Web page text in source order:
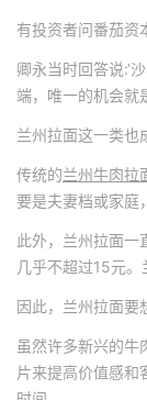
有投资者问番茄资
卿永当时回答说:‘
端，唯一的机会就
兰州拉面这一类也
传统的兰州牛肉拉
要是夫妻档或家庭
此外，兰州拉面一
几乎不超过15元。
因此，兰州拉面要
虽然许多新兴的牛
片来提高价值感和